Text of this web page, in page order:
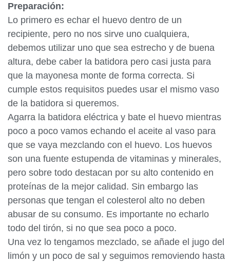
Preparación:
Lo primero es echar el huevo dentro de un
recipiente, pero no nos sirve uno cualquiera,
debemos utilizar uno que sea estrecho y de buena
altura, debe caber la batidora pero casi justa para
que la mayonesa monte de forma correcta. Si
cumple estos requisitos puedes usar el mismo vaso
de la batidora si queremos.
Agarra la batidora eléctrica y bate el huevo mientras
poco a poco vamos echando el aceite al vaso para
que se vaya mezclando con el huevo. Los huevos
son una fuente estupenda de vitaminas y minerales,
pero sobre todo destacan por su alto contenido en
proteínas de la mejor calidad. Sin embargo las
personas que tengan el colesterol alto no deben
abusar de su consumo. Es importante no echarlo
todo del tirón, si no que sea poco a poco.
Una vez lo tengamos mezclado, se añade el jugo del
limón y un poco de sal y seguimos removiendo hasta